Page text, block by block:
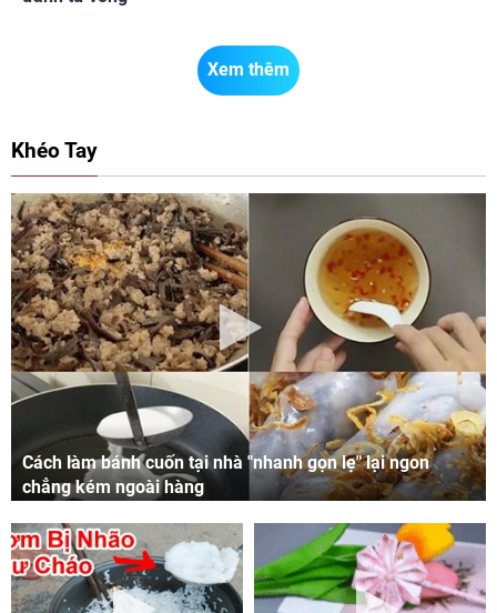
Xem thêm
Khéo Tay
Cách làm bánh cuốn tại nhà "nhanh gọn lẹ" lại ngon
chẳng kém ngoài hàng